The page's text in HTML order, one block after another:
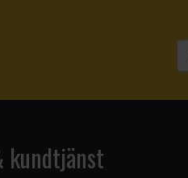
kundtjänst